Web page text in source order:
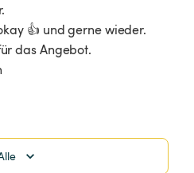
👍 und gerne wieder.
das Angebot.